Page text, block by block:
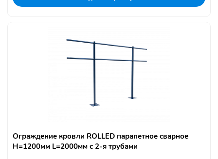
Ограждение кровли ROLLED парапетное сварное
H=1200мм L=2000мм с 2-я трубами